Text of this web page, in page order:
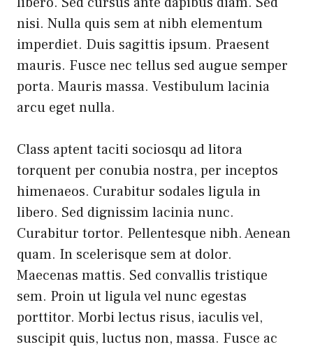
nisi. Nulla quis sem at nibh elementum
imperdiet. Duis sagittis ipsum. Praesent
mauris. Fusce nec tellus sed augue semper
porta. Mauris massa. Vestibulum lacinia
arcu eget nulla.
Class aptent taciti sociosqu ad litora
torquent per conubia nostra, per inceptos
himenaeos. Curabitur sodales ligula in
libero. Sed dignissim lacinia nunc.
Curabitur tortor. Pellentesque nibh. Aenean
quam. In scelerisque sem at dolor.
Maecenas mattis. Sed convallis tristique
sem. Proin ut ligula vel nunc egestas
porttitor. Morbi lectus risus, iaculis vel,
suscipit quis, luctus non, massa. Fusce ac